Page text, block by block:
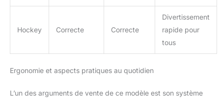
Hockey Correcte Correcte
Divertissement
rapide pour
tous
Ergonomie et aspects pratiques au quotidien
L’un des arguments de vente de ce modèle est son système